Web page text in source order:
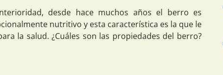
desde hace muchos años el berro es
nutritivo y esta característica es la que le
la salud. ¿Cuáles son las propiedades del berro?